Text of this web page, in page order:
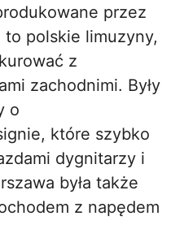
przez
to polskie limuzyny,
z
zachodnimi. Były
o
które szybko
dygnitarzy i
była także
z napędem